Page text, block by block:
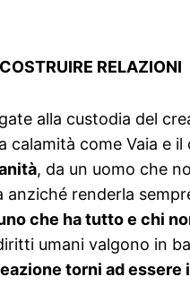
RELAZIONI
alla custodia del
calamità come Vaia e
, da un uomo che
renderla
che ha tutto e chi
umani valgono in
torni ad essere